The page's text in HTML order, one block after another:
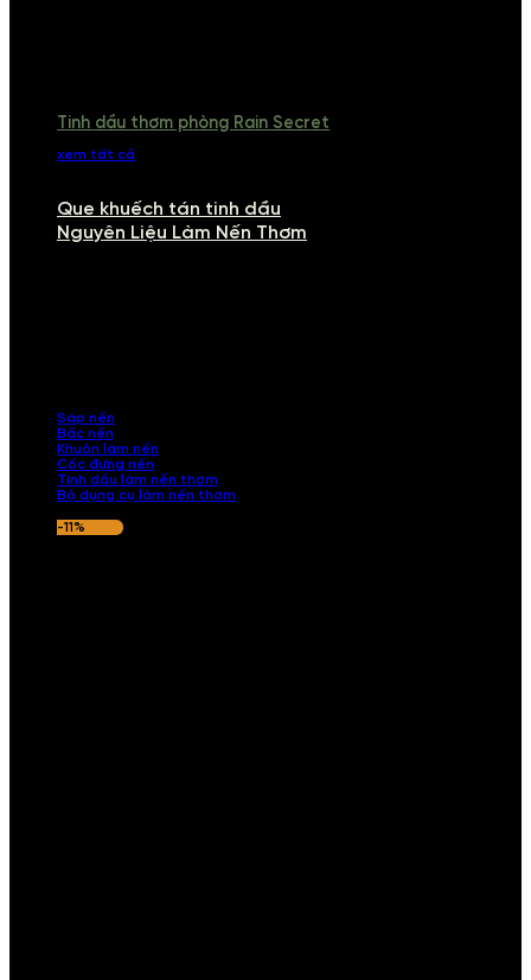
Tinh dầu thơm phòng Rain Secret
xem tất cả
Que khuếch tán tinh dầu
Nguyên Liệu Làm Nến Thơm
Sáp nến
Bấc nến
Khuôn làm nến
Cốc đựng nến
Tinh dầu làm nến thơm
Bộ dụng cụ làm nến thơm
-11%